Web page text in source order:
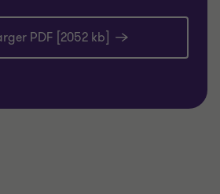
PDF [2052 kb]